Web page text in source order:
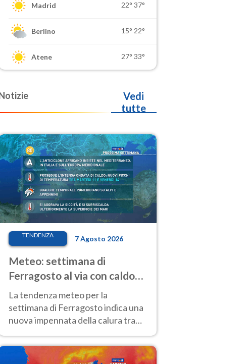
Madrid 22° 37°
Berlino 15° 22°
Atene 27° 33°
Vedi
tutte
TENDENZA 7 Agosto 2026
Meteo: settimana di
Ferragosto al via con caldo
intenso e qualche temporale
La tendenza meteo per la
settimana di Ferragosto indica una
nuova impennata della calura tra
anche al Nord.